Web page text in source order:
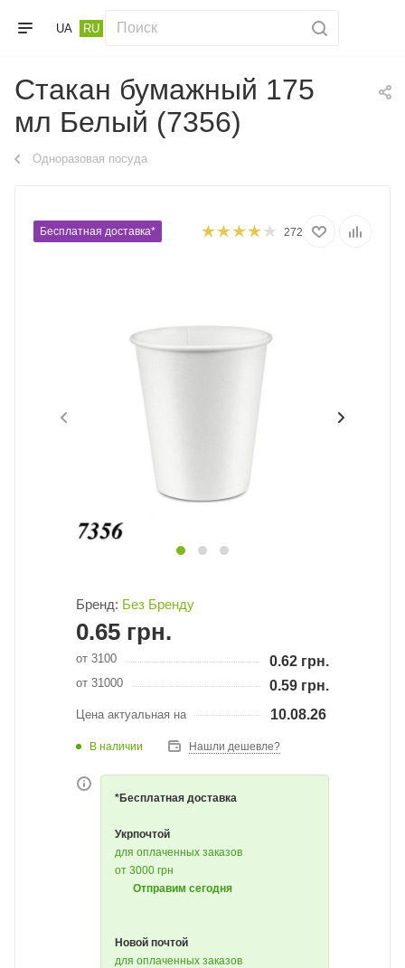
UA RU
Стакан бумажный 175
мл Белый (7356)
Одноразовая посуда
Бесплатная доставка* 272
Бренд: Без Бренду
0.65 грн.
от 3100 0.62 грн.
от 31000 0.59 грн.
Цена актуальная на 10.08.26
В наличии Нашли дешевле?
*Бесплатная доставка
Укрпочтой
для оплаченных заказов
от 3000 грн
Отправим сегодня
Новой почтой
для оплаченных заказов